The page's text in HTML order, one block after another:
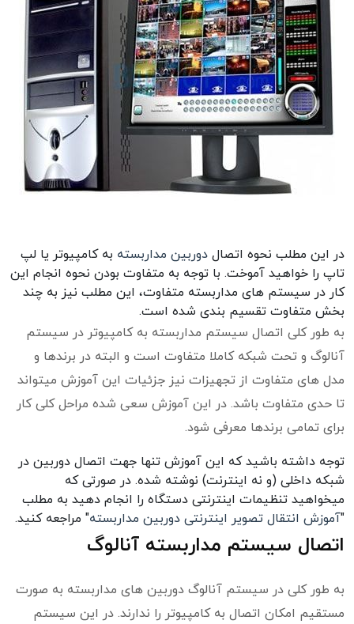
در این مطلب نحوه اتصال دوربین مداربسته به کامپیوتر یا لپ
تاپ را خواهید آموخت. با توجه به متفاوت بودن نحوه انجام این
کار در سیستم های مداربسته متفاوت، این مطلب نیز به چند
بخش متفاوت تقسیم بندی شده است.
به طور کلی اتصال سیستم مداربسته به کامپیوتر در سیستم
آنالوگ و تحت شبکه کاملا متفاوت است و البته در برندها و
مدل های متفاوت از تجهیزات نیز جزئیات این آموزش میتواند
تا حدی متفاوت باشد. در این آموزش سعی شده مراحل کلی کار
برای تمامی برندها معرفی شود.
توجه داشته باشید که این آموزش تنها جهت اتصال دوربین در
شبکه داخلی (و نه اینترنت) نوشته شده. در صورتی که
میخواهید تنظیمات اینترنتی دستگاه را انجام دهید به مطلب
"آموزش انتقال تصویر اینترنتی دوربین مداربسته" مراجعه کنید.
اتصال سیستم مداربسته آنالوگ
به طور کلی در سیستم آنالوگ دوربین های مداربسته به صورت
مستقیم امکان اتصال به کامپیوتر را ندارند. در این سیستم